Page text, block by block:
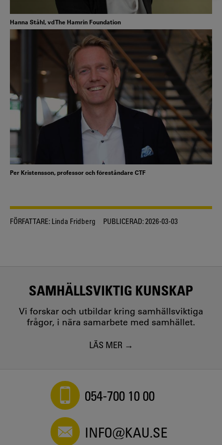
Hanna Ståhl, vd The Hamrin Foundation
Per Kristensson, professor och föreståndare CTF
FÖRFATTARE: Linda Fridberg PUBLICERAD:2026-03-03
SAMHÄLLSVIKTIG KUNSKAP
Vi forskar och utbildar kring samhällsviktiga
frågor, i nära samarbete med samhället.
LÄS MER
054-700 10 00
INFO@KAU.SE